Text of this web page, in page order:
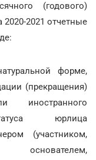
(годового)
2021 отчетные
форме,
(прекращения)
иностранного
юрлица
(участником,